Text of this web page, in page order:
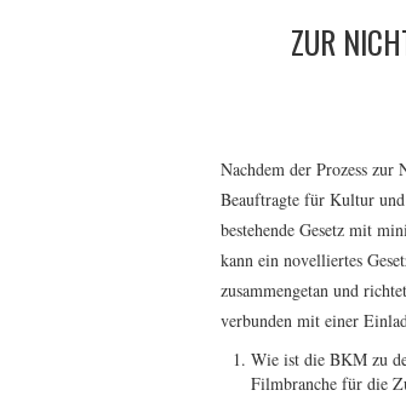
ZUR
Nachdem der Prozess
Beauftragte für Kultur
bestehende Gesetz mit
kann ein novelliertes
zusammengetan und
verbunden mit einer
Wie ist die BKM zu
Filmbranche für die